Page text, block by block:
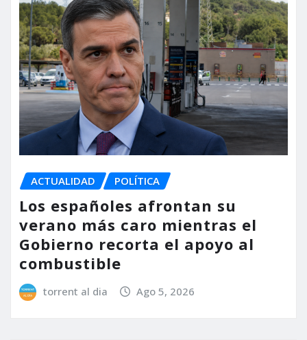
ACTUALIDAD POLÍTICA
Los españoles afrontan su
verano más caro mientras el
Gobierno recorta el apoyo al
combustible
torrent al dia Ago 5, 2026